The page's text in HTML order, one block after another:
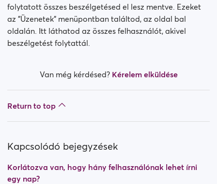
folytatott összes beszélgetésed el lesz mentve. Ezeket
az "Üzenetek" menüpontban találtod, az oldal bal
oldalán. Itt láthatod az összes felhasználót, akivel
beszélgetést folytattál.
Van még kérdésed? Kérelem elküldése
Return to top
Kapcsolódó bejegyzések
Korlátozva van, hogy hány felhasználónak lehet írni
egy nap?